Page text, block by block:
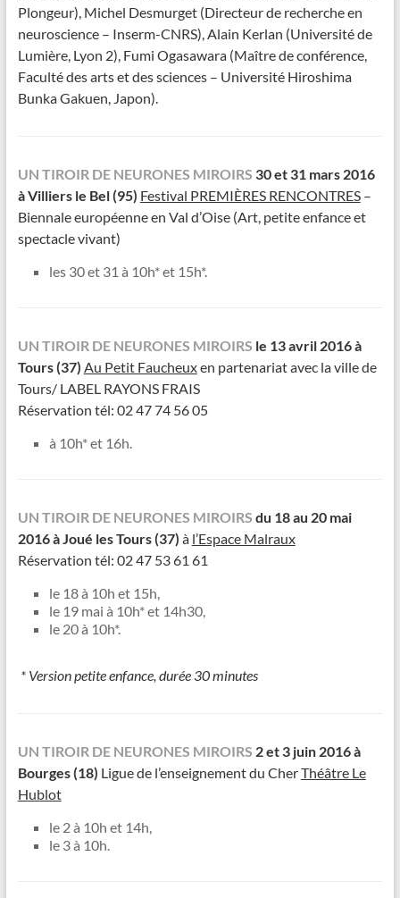
Plongeur), Michel Desmurget (Directeur de recherche en
neuroscience – Inserm-CNRS), Alain Kerlan (Université de
Lumière, Lyon 2), Fumi Ogasawara (Maître de conférence,
Faculté des arts et des sciences – Université Hiroshima
Bunka Gakuen, Japon).
UN TIROIR DE NEURONES MIROIRS 30 et 31 mars 2016
à Villiers le Bel (95) Festival PREMIÈRES RENCONTRES–
Biennale européenne en Val d’Oise (Art, petite enfance et
spectacle vivant)
les 30 et 31 à 10h* et 15h*.
UN TIROIR DE NEURONES MIROIRS le 13 avril 2016 à
Tours (37) Au Petit Faucheuxen partenariat avec la ville de
Tours/ LABEL RAYONS FRAIS
Réservation tél: 02 47 74 56 05
à 10h* et 16h.
UN TIROIR DE NEURONES MIROIRS du 18 au 20 mai
2016 à Joué les Tours (37) à l’Espace Malraux
Réservation tél: 02 47 53 61 61
le 18 à 10h et 15h,
le 19 mai à 10h* et 14h30,
le 20 à 10h*.
* Version petite enfance, durée 30 minutes
UN TIROIR DE NEURONES MIROIRS 2 et 3 juin 2016 à
Bourges (18) Ligue de l’enseignement du CherThéâtre Le
Hublot
le 2 à 10h et 14h,
le 3 à 10h.